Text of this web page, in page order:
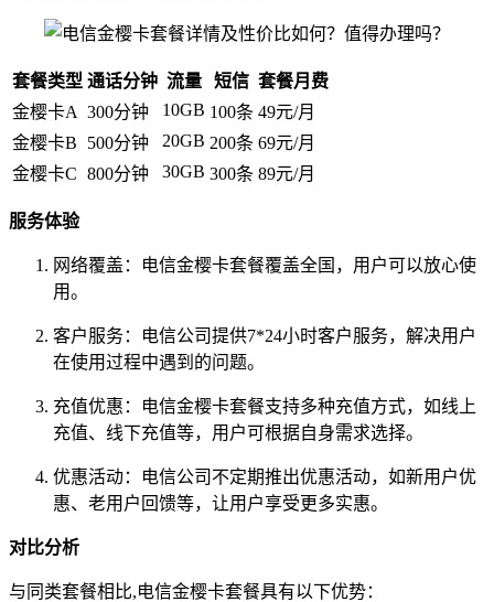
套餐类型 通话分钟 流量 短信 套餐月费
金樱卡A 300分钟 10GB 100条 49元/月
金樱卡B
500分钟 20GB 200条 69元/月
金樱卡C 800分钟 30GB 300条 89元/月
服务体验
网络覆盖：电信金樱卡套餐覆盖全国，用户可以放心使
用。
客户服务：电信公司提供7*24小时客户服务，解决用户
在使用过程中遇到的问题。
充值优惠：电信金樱卡套餐支持多种充值方式，如线上
充值、线下充值等，用户可根据自身需求选择。
优惠活动：电信公司不定期推出优惠活动，如新用户优
惠、老用户回馈等，让用户享受更多实惠。
对比分析
与同类套餐相比,电信金樱卡套餐具有以下优势：